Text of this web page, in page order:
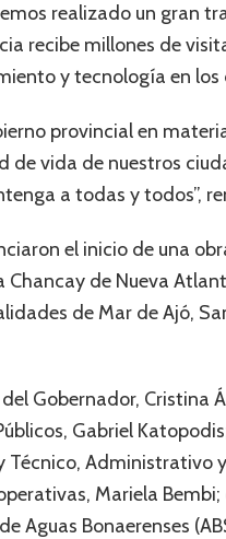
realizado un gran
recibe millones de
y tecnología en
provincial en
vida de nuestros
a todas y todos”,
el inicio de una
de Nueva
de Mar de Ajó,
Gobernador, Cristina
Gabriel
Técnico,
Mariela
Aguas Bonaerenses